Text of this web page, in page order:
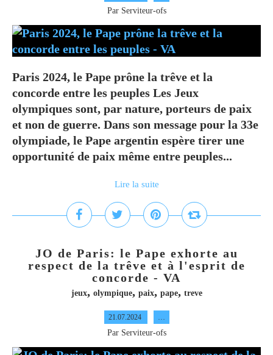
Par Serviteur-ofs
Paris 2024, le Pape prône la trêve et la
concorde entre les peuples Les Jeux
olympiques sont, par nature, porteurs de paix
et non de guerre. Dans son message pour la 33e
olympiade, le Pape argentin espère tirer une
opportunité de paix même entre peuples...
Lire la suite
JO de Paris: le Pape exhorte au
respect de la trêve et à l'esprit de
concorde - VA
jeux, olympique, paix, pape, treve
21.07.2024 …
Par Serviteur-ofs